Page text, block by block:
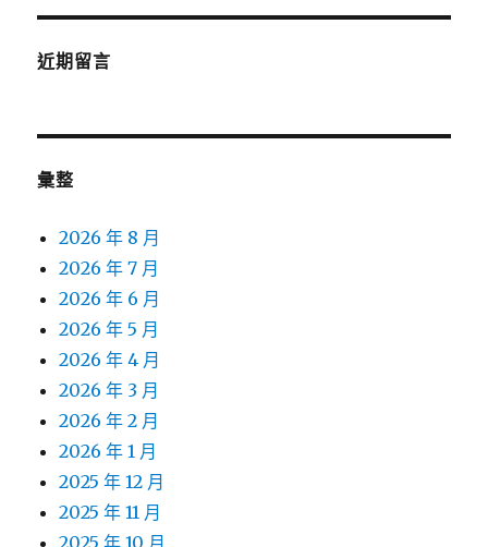
近期留言
彙整
2026 年 8 月
2026 年 7 月
2026 年 6 月
2026 年 5 月
2026 年 4 月
2026 年 3 月
2026 年 2 月
2026 年 1 月
2025 年 12 月
2025 年 11 月